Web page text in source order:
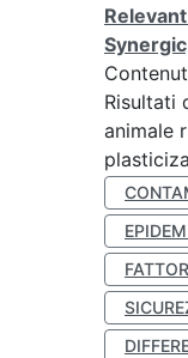
Risultati
animale